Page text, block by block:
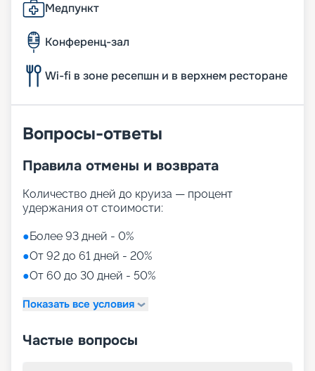
Медпункт
Конференц-зал
Wi-fi в зоне ресепшн и в верхнем ресторане
Вопросы-ответы
Правила отмены и возврата
Количество дней до круиза — процент
удержания от стоимости:
●Более 93 дней - 0%
●От 92 до 61 дней - 20%
●От 60 до 30 дней - 50%
Показать все условия
Частые вопросы